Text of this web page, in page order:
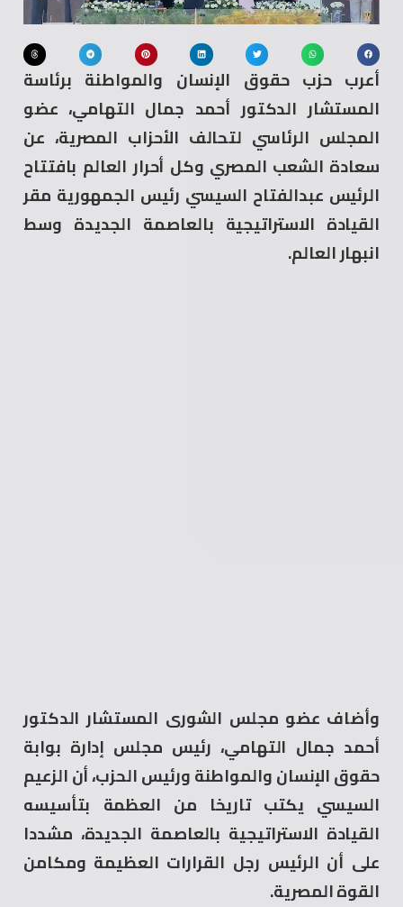
أعرب حزب حقوق الإنسان والمواطنة برئاسة
المستشار الدكتور أحمد جمال التهامي، عضو
المجلس الرئاسي لتحالف الأحزاب المصرية، عن
سعادة الشعب المصري وكل أحرار العالم بافتتاح
الرئيس عبدالفتاح السيسي رئيس الجمهورية مقر
القيادة الاستراتيجية بالعاصمة الجديدة وسط
انبهار العالم.
وأضاف عضو مجلس الشورى المستشار الدكتور
أحمد جمال التهامي، رئيس مجلس إدارة بوابة
حقوق الإنسان والمواطنة ورئيس الحزب، أن الزعيم
السيسي يكتب تاريخا من العظمة بتأسيسه
القيادة الاستراتيجية بالعاصمة الجديدة، مشددا
على أن الرئيس رجل القرارات العظيمة ومكامن
القوة المصرية.